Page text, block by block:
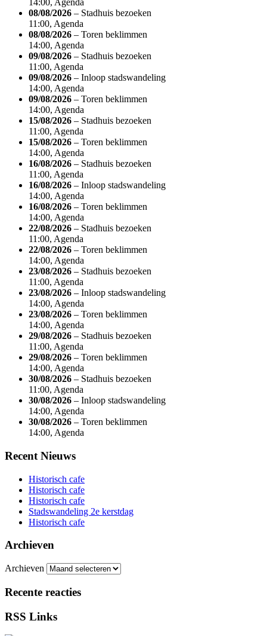
14:00, Agenda
08/08/2026 – Stadhuis bezoeken
11:00, Agenda
08/08/2026 – Toren beklimmen
14:00, Agenda
09/08/2026 – Stadhuis bezoeken
11:00, Agenda
09/08/2026 – Inloop stadswandeling
14:00, Agenda
09/08/2026 – Toren beklimmen
14:00, Agenda
15/08/2026 – Stadhuis bezoeken
11:00, Agenda
15/08/2026 – Toren beklimmen
14:00, Agenda
16/08/2026 – Stadhuis bezoeken
11:00, Agenda
16/08/2026 – Inloop stadswandeling
14:00, Agenda
16/08/2026 – Toren beklimmen
14:00, Agenda
22/08/2026 – Stadhuis bezoeken
11:00, Agenda
22/08/2026 – Toren beklimmen
14:00, Agenda
23/08/2026 – Stadhuis bezoeken
11:00, Agenda
23/08/2026 – Inloop stadswandeling
14:00, Agenda
23/08/2026 – Toren beklimmen
14:00, Agenda
29/08/2026 – Stadhuis bezoeken
11:00, Agenda
29/08/2026 – Toren beklimmen
14:00, Agenda
30/08/2026 – Stadhuis bezoeken
11:00, Agenda
30/08/2026 – Inloop stadswandeling
14:00, Agenda
30/08/2026 – Toren beklimmen
14:00, Agenda
Recent Nieuws
Historisch cafe
Historisch cafe
Historisch cafe
Stadswandeling 2e kerstdag
Historisch cafe
Archieven
Archieven
Recente reacties
RSS Links